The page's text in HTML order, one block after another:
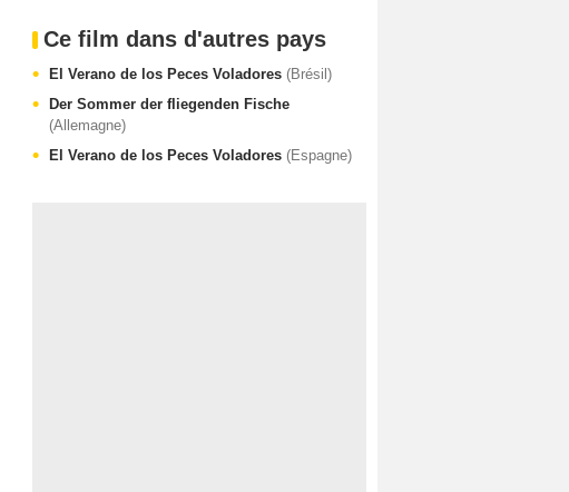
Ce film dans d'autres pays
El Verano de los Peces Voladores (Brésil)
Der Sommer der fliegenden Fische
(Allemagne)
El Verano de los Peces Voladores (Espagne)